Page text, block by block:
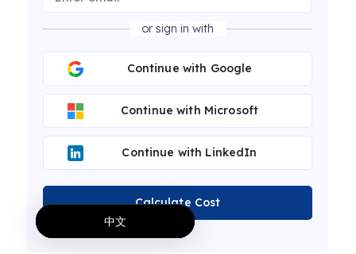
or sign in with
Continue with Google
Continue with Microsoft
Continue with LinkedIn
Calculate Cost
中文